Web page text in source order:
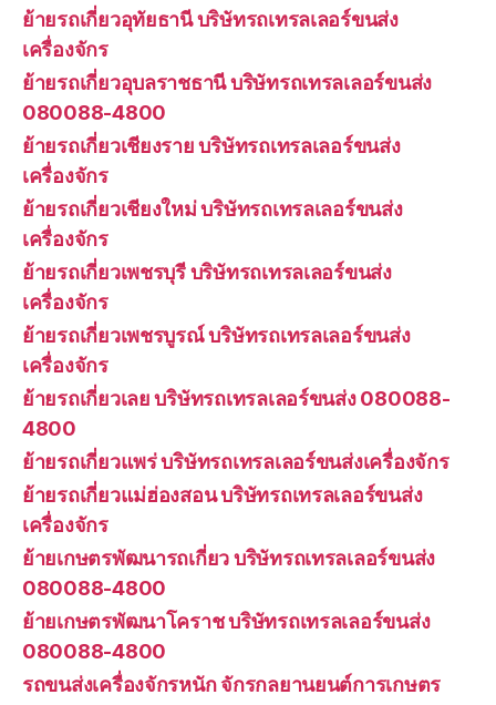
ย้ายรถเกี่ยวอุทัยธานี บริษัทรถเทรลเลอร์ขนส่ง
เครื่องจักร
ย้ายรถเกี่ยวอุบลราชธานี บริษัทรถเทรลเลอร์ขนส่ง
080088-4800
ย้ายรถเกี่ยวเชียงราย บริษัทรถเทรลเลอร์ขนส่ง
เครื่องจักร
ย้ายรถเกี่ยวเชียงใหม่ บริษัทรถเทรลเลอร์ขนส่ง
เครื่องจักร
ย้ายรถเกี่ยวเพชรบุรี บริษัทรถเทรลเลอร์ขนส่ง
เครื่องจักร
ย้ายรถเกี่ยวเพชรบูรณ์ บริษัทรถเทรลเลอร์ขนส่ง
เครื่องจักร
ย้ายรถเกี่ยวเลย บริษัทรถเทรลเลอร์ขนส่ง 080088-
4800
ย้ายรถเกี่ยวแพร่ บริษัทรถเทรลเลอร์ขนส่งเครื่องจักร
ย้ายรถเกี่ยวแม่ฮ่องสอน บริษัทรถเทรลเลอร์ขนส่ง
เครื่องจักร
ย้ายเกษตรพัฒนารถเกี่ยว บริษัทรถเทรลเลอร์ขนส่ง
080088-4800
ย้ายเกษตรพัฒนาโคราช บริษัทรถเทรลเลอร์ขนส่ง
080088-4800
รถขนส่งเครื่องจักรหนัก จักรกลยานยนต์การเกษตร